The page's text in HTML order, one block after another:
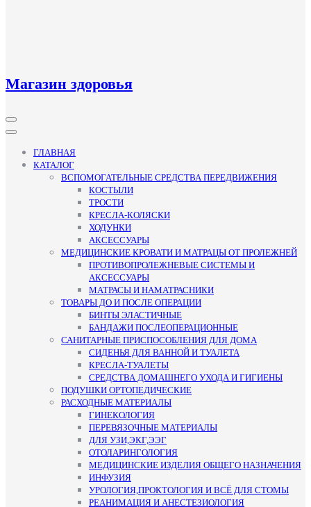
Магазин здоровья
Кнопка
Открыть
ГЛАВНАЯ
КАТАЛОГ
ВСПОМОГАТЕЛЬНЫЕ СРЕДСТВА ПЕРЕДВИЖЕНИЯ
КОСТЫЛИ
ТРОСТИ
КРЕСЛА-КОЛЯСКИ
ХОДУНКИ
АКСЕССУАРЫ
МЕДИЦИНСКИЕ КРОВАТИ И МАТРАЦЫ ОТ ПРОЛЕЖНЕЙ
ПРОТИВОПРОЛЕЖНЕВЫЕ СИСТЕМЫ И
АКСЕССУАРЫ
МАТРАСЫ И НАМАТРАСНИКИ
ТОВАРЫ ДО И ПОСЛЕ ОПЕРАЦИИ
БИНТЫ ЭЛАСТИЧНЫЕ
БАНДАЖИ ПОСЛЕОПЕРАЦИОННЫЕ
САНИТАРНЫЕ ПРИСПОСОБЛЕНИЯ ДЛЯ ДОМА
СИДЕНЬЯ ДЛЯ ВАННОЙ И ТУАЛЕТА
КРЕСЛА-ТУАЛЕТЫ
СРЕДСТВА ДОМАШНЕГО УХОДА И ГИГИЕНЫ
ПОДУШКИ ОРТОПЕДИЧЕСКИЕ
РАСХОДНЫЕ МАТЕРИАЛЫ
ГИНЕКОЛОГИЯ
ПЕРЕВЯЗОЧНЫЕ МАТЕРИАЛЫ
ДЛЯ УЗИ,ЭКГ,ЭЭГ
ОТОЛАРИНГОЛОГИЯ
МЕДИЦИНСКИЕ ИЗДЕЛИЯ ОБЩЕГО НАЗНАЧЕНИЯ
ИНФУЗИЯ
УРОЛОГИЯ,ПРОКТОЛОГИЯ И ВСЁ ДЛЯ СТОМЫ
РЕАНИМАЦИЯ И АНЕСТЕЗИОЛОГИЯ